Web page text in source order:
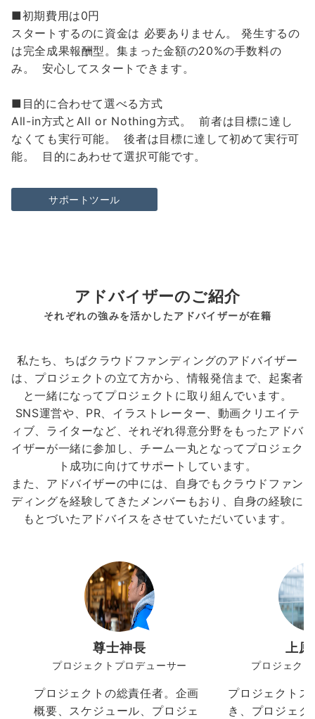
■初期費用は0円
スタートするのに資金は 必要ありません。 発生するの
は完全成果報酬型。集まった金額の20%の手数料の
み。 安心してスタートできます。
■目的に合わせて選べる方式
All-in方式とAll or Nothing方式。 前者は目標に達し
なくても実行可能。 後者は目標に達して初めて実行可
能。 目的にあわせて選択可能です。
サポートツール
アドバイザーのご紹介
それぞれの強みを活かしたアドバイザーが在籍
私たち、ちばクラウドファンディングのアドバイザー
は、プロジェクトの立て方から、情報発信まで、起案者
と一緒になってプロジェクトに取り組んでいます。
SNS運営や、PR、イラストレーター、動画クリエイテ
ィブ、ライターなど、それぞれ得意分野をもったアドバ
イザーが一緒に参加し、チーム一丸となってプロジェク
ト成功に向けてサポートしています。
また、アドバイザーの中には、自身でもクラウドファン
ディングを経験してきたメンバーもおり、自身の経験に
もとづいたアドバイスをさせていただいています。
尊士神長
プロジェクトプロデューサー
プロジェクトの総責任者。企画
概要、スケジュール、プロジェ
上
プロジェク
プロジェクト
き、プロジェ